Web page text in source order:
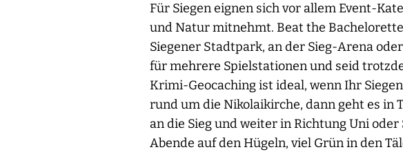
Für Siegen eignen sich vor allem Event-
und Natur mitnehmt. Beat the
Siegener Stadtpark, an der Sieg-Arena
für mehrere Spielstationen und seid
Krimi-Geocaching ist ideal, wenn Ihr
rund um die Nikolaikirche, dann geht es in
an die Sieg und weiter in Richtung Uni
Abende auf den Hügeln, viel Grün in den